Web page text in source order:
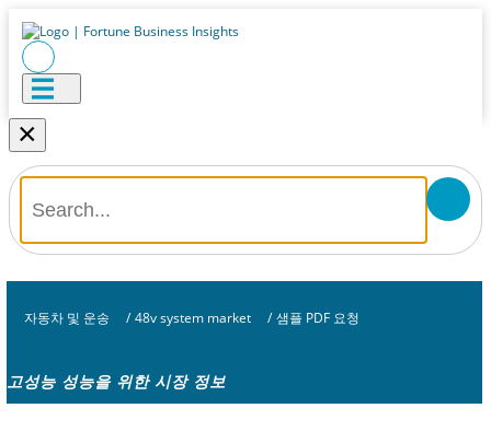
×
자동차 및 운송 / 48v system market / 샘플 PDF 요청
고성능 성능을 위한 시장 정보